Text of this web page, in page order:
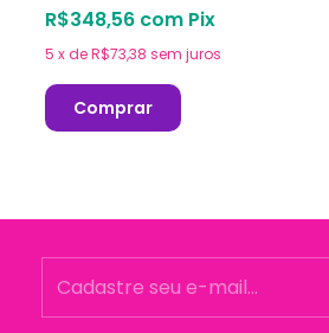
R$348,56 com Pix
5 xdeR$73,38 sem juros
Comprar